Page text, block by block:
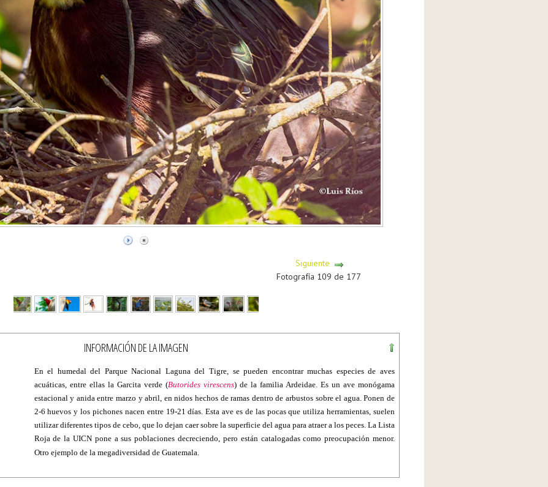
Siguiente
Fotografía 109 de 177
INFORMACIÓN DE LA IMAGEN
En el humedal del Parque Nacional Laguna del Tigre, se pueden encontrar muchas especies de aves
acuáticas, entre ellas la Garcita verde (Butorides virescens) de la familia Ardeidae. Es un ave monógama
estacional y anida entre marzo y abril, en nidos hechos de ramas dentro de arbustos sobre el agua. Ponen de
2-6 huevos y los pichones nacen entre 19-21 días. Esta ave es de las pocas que utiliza herramientas, suelen
utilizar diferentes tipos de cebo, que lo dejan caer sobre la superficie del agua para atraer a los peces. La Lista
Roja de la UICN pone a sus poblaciones decreciendo, pero están catalogadas como preocupación menor.
Otro ejemplo de la megadiversidad de Guatemala.